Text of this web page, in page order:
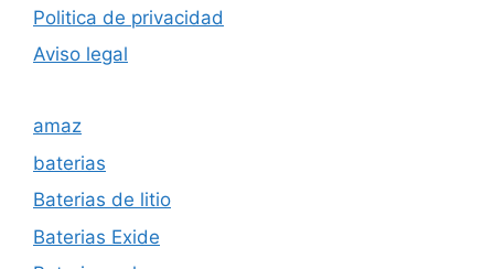
Politica de privacidad
Aviso legal
amaz
baterias
Baterias de litio
Baterias Exide